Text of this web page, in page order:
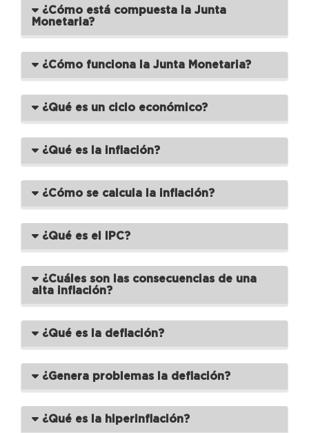
¿Cómo está compuesta la Junta
Monetaria?
¿Cómo funciona la Junta Monetaria?
¿Qué es un ciclo económico?
¿Qué es la inflación?
¿Cómo se calcula la inflación?
¿Qué es el IPC?
¿Cuáles son las consecuencias de una
alta inflación?
¿Qué es la deflación?
¿Genera problemas la deflación?
¿Qué es la hiperinflación?